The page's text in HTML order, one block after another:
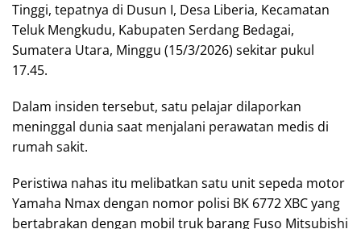
Tinggi, tepatnya di Dusun I, Desa Liberia, Kecamatan
Teluk Mengkudu, Kabupaten Serdang Bedagai,
Sumatera Utara, Minggu (15/3/2026) sekitar pukul
17.45.
Dalam insiden tersebut, satu pelajar dilaporkan
meninggal dunia saat menjalani perawatan medis di
rumah sakit.
Peristiwa nahas itu melibatkan satu unit sepeda motor
Yamaha Nmax dengan nomor polisi BK 6772 XBC yang
bertabrakan dengan mobil truk barang Fuso Mitsubishi